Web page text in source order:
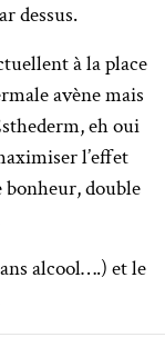
dessus.
à la place
avène mais
eh oui
l’effet
bonheur, double
alcool….) et le